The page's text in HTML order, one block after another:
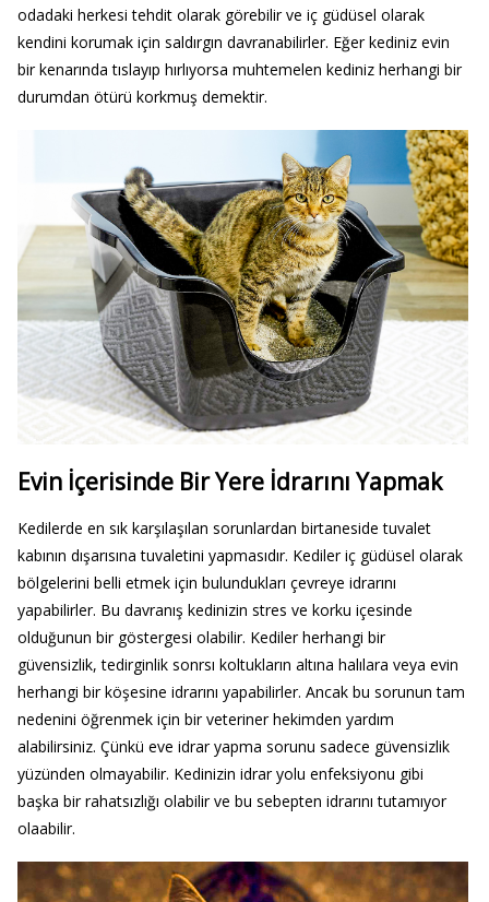
odadaki herkesi tehdit olarak görebilir ve iç güdüsel olarak
kendini korumak için saldırgın davranabilirler. Eğer kediniz evin
bir kenarında tıslayıp hırlıyorsa muhtemelen kediniz herhangi bir
durumdan ötürü korkmuş demektir.
Evin İçerisinde Bir Yere İdrarını Yapmak
Kedilerde en sık karşılaşılan sorunlardan birtaneside tuvalet
kabının dışarısına tuvaletini yapmasıdır. Kediler iç güdüsel olarak
bölgelerini belli etmek için bulundukları çevreye idrarını
yapabilirler. Bu davranış kedinizin stres ve korku içesinde
olduğunun bir göstergesi olabilir. Kediler herhangi bir
güvensizlik, tedirginlik sonrsı koltukların altına halılara veya evin
herhangi bir köşesine idrarını yapabilirler. Ancak bu sorunun tam
nedenini öğrenmek için bir veteriner hekimden yardım
alabilirsiniz. Çünkü eve idrar yapma sorunu sadece güvensizlik
yüzünden olmayabilir. Kedinizin idrar yolu enfeksiyonu gibi
başka bir rahatsızlığı olabilir ve bu sebepten idrarını tutamıyor
olaabilir.